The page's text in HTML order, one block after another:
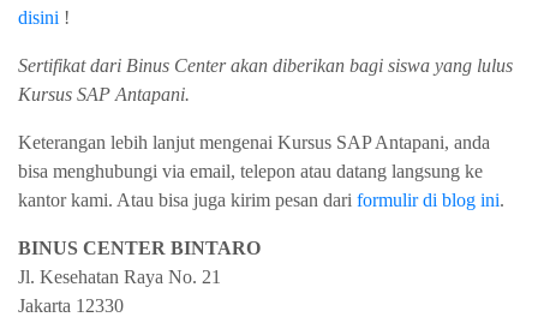
disini !
Sertifikat dari Binus Center akan diberikan bagi siswa yang lulus
Kursus SAP Antapani.
Keterangan lebih lanjut mengenai Kursus SAP Antapani, anda
bisa menghubungi via email, telepon atau datang langsung ke
kantor kami. Atau bisa juga kirim pesan dari formulir di blog ini.
BINUS CENTER BINTARO
Jl. Kesehatan Raya No. 21
Jakarta 12330